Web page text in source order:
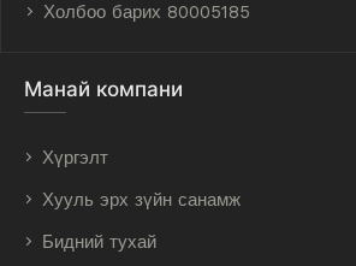
Холбоо барих 80005185
Манай компани
Хүргэлт
Хууль эрх зүйн санамж
Бидний тухай